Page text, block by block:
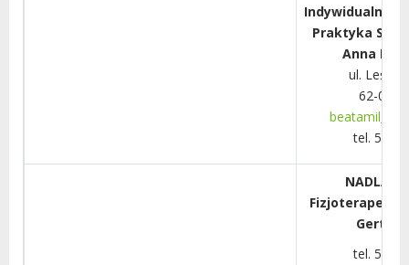
Indywidualna
Praktyka
Anna
ul.
62-030
tel. 504
NADLAN
tel. 505